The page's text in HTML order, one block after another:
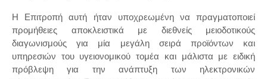
Η Επιτροπή αυτή ήταν υποχρεωμένη να πραγματοποιεί
προμήθειες αποκλειστικά με διεθνείς μειοδοτικούς
διαγωνισμούς για μία μεγάλη σειρά προϊόντων και
υπηρεσιών του υγειονομικού τομέα και μάλιστα με ειδική
πρόβλεψη για την ανάπτυξη των ηλεκτρονικών